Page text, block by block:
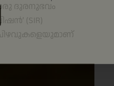
ദുരനുഭവം
(SIR)